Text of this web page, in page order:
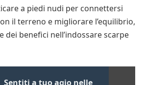
a piedi nudi per connettersi
il terreno e migliorare l’equilibrio,
dei benefici nell’indossare scarpe
Sentiti a tuo agio nelle